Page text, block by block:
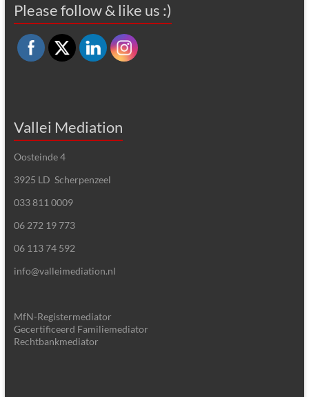
Please follow & like us :)
Vallei Mediation
Oosteinde 4
3925 LD Scherpenzeel
033 811 0009
06 272 19 773
06 113 74 592
info@valleimediation.nl
MfN-Registermediator
Gecertificeerd Familiemediator
Rechtbankmediator